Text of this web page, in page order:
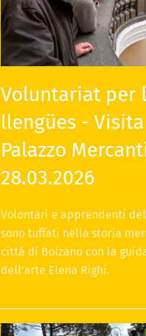
Voluntariat per
llengües -
Palazzo
28.03.2026
Volontari e apprendenti
sono tuffati nella storia
città di Bolzano con la
dell’arte Elena Righi.